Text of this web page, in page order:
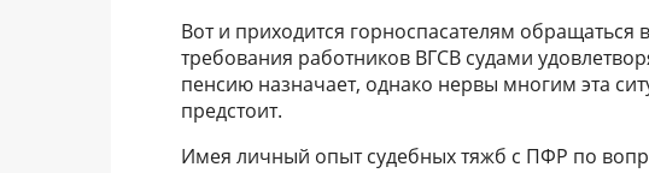
Вот и приходится горноспасателям обращаться
требования работников ВГСВ судами
пенсию назначает, однако нервы многим эта
предстоит.
Имея личный опыт судебных тяжб с ПФР по